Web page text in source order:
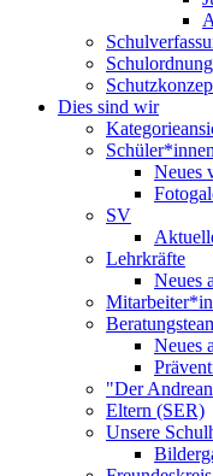
Schulordnung
Dies sind wir
Neues
SV
Lehrkräfte
Neues
Neues
"Der
Eltern (SER)
Unsere